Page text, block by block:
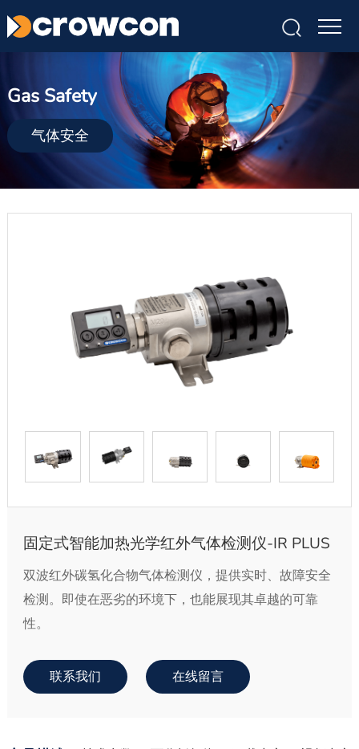
Gas Safety
气体安全
固定式智能加热光学红外气体检测仪-IR PLUS
双波红外碳氢化合物气体检测仪，提供实时、故障安全
检测。即使在恶劣的环境下，也能展现其卓越的可靠
性。
联系我们 在线留言